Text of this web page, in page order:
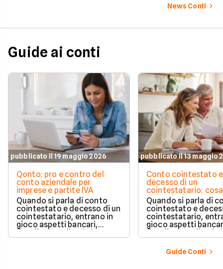
requisiti e i passaggi
News Conti
Guide ai conti
pubblicato il 19 maggio 2026
Qonto: pro e contro del
conto aziendale per
imprese e partite IVA
Quando si parla di conto
cointestato e decesso di un
cointestatario, entrano in
gioco aspetti bancari,
fiscali ed ereditari che
spesso generano
pubblicato il 13 maggio
Conto cointestato e
decesso di un
cointestatario: cosa
succede davvero
blocchi, quote e
successione
Quando si parla di
cointestato e
cointestatario,
gioco aspetti
fiscali ed ereditari
spesso generano
confusione.
Guide Conti